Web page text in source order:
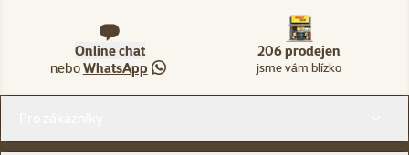
Online chat
neboWhatsApp
206 prodejen
jsme vám blízko